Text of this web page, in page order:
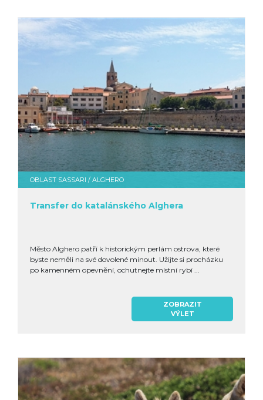
OBLAST SASSARI / ALGHERO
Transfer do katalánského Alghera
Město Alghero patří k historickým perlám ostrova, které
byste neměli na své dovolené minout. Užijte si procházku
po kamenném opevnění, ochutnejte místní rybí ...
ZOBRAZIT
VÝLET